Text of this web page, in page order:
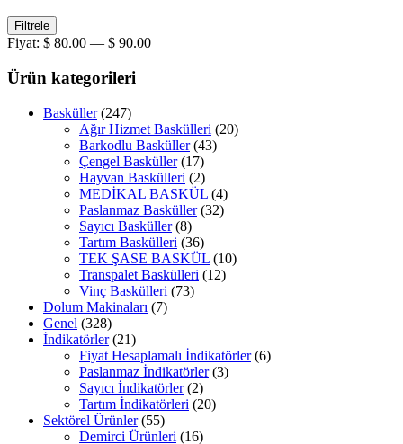
En
düşük
fiyat
En
yüksek
fiyat
Filtrele
Fiyat: $ 80.00 — $ 90.00
Ürün kategorileri
Basküller (247)
Ağır Hizmet Baskülleri (20)
Barkodlu Basküller (43)
Çengel Basküller (17)
Hayvan Baskülleri (2)
MEDİKAL BASKÜL (4)
Paslanmaz Basküller (32)
Sayıcı Basküller (8)
Tartım Baskülleri (36)
TEK ŞASE BASKÜL (10)
Transpalet Baskülleri (12)
Vinç Baskülleri (73)
Dolum Makinaları (7)
Genel (328)
İndikatörler (21)
Fiyat Hesaplamalı İndikatörler (6)
Paslanmaz İndikatörler (3)
Sayıcı İndikatörler (2)
Tartım İndikatörleri (20)
Sektörel Ürünler (55)
Demirci Ürünleri (16)